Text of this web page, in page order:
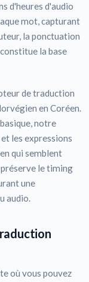
d'heures d'audio
mot, capturant
la ponctuation
la base
de traduction
en Coréen.
notre
les expressions
qui semblent
le timing
une
audio.
où vous pouvez